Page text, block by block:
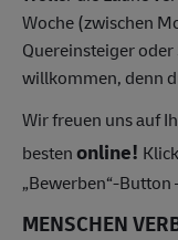
Woche (zwischen
Quereinsteiger
willkommen, denn
Wir freuen uns auf
bestenonline!
„Bewerben“-Button
MENSCHEN